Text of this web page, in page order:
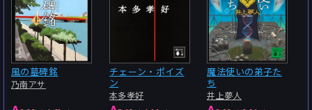
風の墓碑銘
乃南アサ
チェーン・ポイズ
ン
本多孝好
魔法使いの弟子た
ち
井上夢人